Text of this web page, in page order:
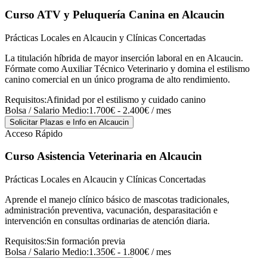
Curso ATV y Peluquería Canina en Alcaucin
Prácticas Locales en Alcaucin y Clínicas Concertadas
La titulación híbrida de mayor inserción laboral en en Alcaucin.
Fórmate como Auxiliar Técnico Veterinario y domina el estilismo
canino comercial en un único programa de alto rendimiento.
Requisitos:Afinidad por el estilismo y cuidado canino
Bolsa / Salario Medio:1.700€ - 2.400€ / mes
Solicitar Plazas e Info en Alcaucin
Acceso Rápido
Curso Asistencia Veterinaria en Alcaucin
Prácticas Locales en Alcaucin y Clínicas Concertadas
Aprende el manejo clínico básico de mascotas tradicionales,
administración preventiva, vacunación, desparasitación e
intervención en consultas ordinarias de atención diaria.
Requisitos:Sin formación previa
Bolsa / Salario Medio:1.350€ - 1.800€ / mes